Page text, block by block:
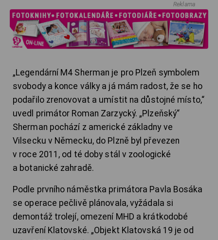
Reklama
„Legendární M4 Sherman je pro Plzeň symbolem
svobody a konce války a já mám radost, že se ho
podařilo zrenovovat a umístit na důstojné místo,“
uvedl primátor Roman Zarzycký. „Plzeňský“
Sherman pochází z americké základny ve
Vilsecku v Německu, do Plzně byl převezen
v roce 2011, od té doby stál v zoologické
a botanické zahradě.
Podle prvního náměstka primátora Pavla Bosáka
se operace pečlivě plánovala, vyžádala si
demontáž trolejí, omezení MHD a krátkodobé
uzavření Klatovské. „Objekt Klatovská 19 je od